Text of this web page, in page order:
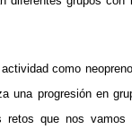
como
una progresión en
retos que nos